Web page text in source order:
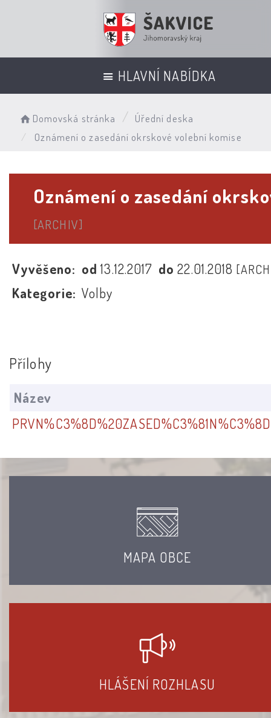
HLAVNÍ NABÍDKA
Domovská stránka
Úřední deska
Oznámení o zasedání okrskové volební komise
Oznámení o zasedání
[ARCHIV]
Vyvěšeno: od13.12.2017 do22.01.2018
Kategorie: Volby
Přílohy
Název
MAPA OBCE
HLÁŠENÍ ROZHLASU